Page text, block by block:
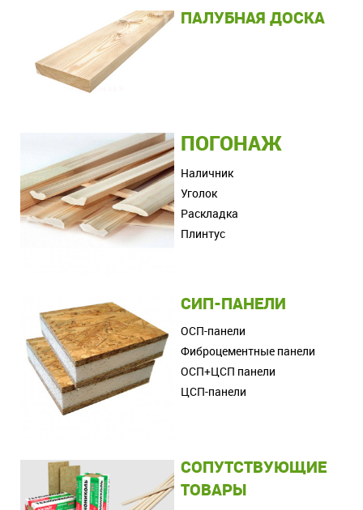
ПАЛУБНАЯ ДОСКА
ПОГОНАЖ
Наличник
Уголок
Раскладка
Плинтус
СИП-ПАНЕЛИ
ОСП-панели
Фиброцементные панели
ОСП+ЦСП панели
ЦСП-панели
СОПУТСТВУЮЩИЕ
ТОВАРЫ